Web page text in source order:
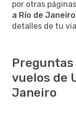
por otras
a Río de
detalles de tu
vuelos de
Janeiro